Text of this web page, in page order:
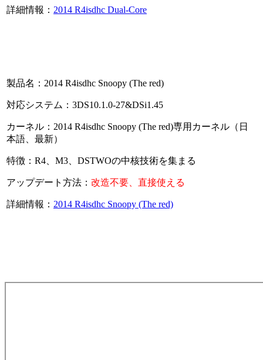
詳細情報： 2014 R4isdhc Dual-Core
製品名：2014 R4isdhc Snoopy (The red)
対応システム：3DS10.1.0-27&DSi1.45
カーネル：2014 R4isdhc Snoopy (The red)専用カーネル（日
本語、最新）
特徴：R4、M3、DSTWOの中核技術を集まる
アップデート方法： 改造不要、直接使える
詳細情報： 2014 R4isdhc Snoopy (The red)